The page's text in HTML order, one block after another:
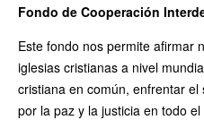
Fondo de Cooperación
Este fondo nos permite afirmar
iglesias cristianas a nivel
cristiana en común, enfrentar
por la paz y la justicia en todo